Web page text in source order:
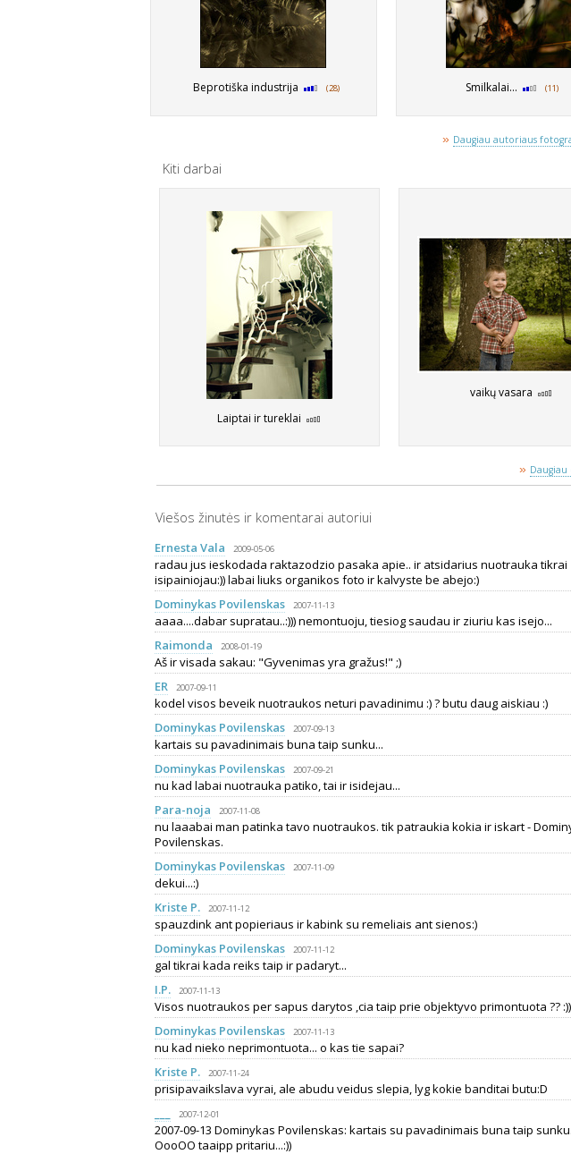
Beprotiška industrija (28) Smilkalai... (11)
» Daugiau autoriaus
Kiti darbai
Laiptai ir tureklai
vaikų vasara
» Daugiau
Viešos žinutės ir komentarai autoriui
Ernesta Vala 2009-05-06
radau jus ieskodada raktazodzio pasaka apie.. ir atsidarius nuotrauka tikrai
isipainiojau:)) labai liuks organikos foto ir kalvyste be abejo:)
Dominykas Povilenskas
2007-11-13
aaaa....dabar supratau..:))) nemontuoju, tiesiog saudau ir ziuriu kas isejo...
Raimonda
2008-01-19
Aš ir visada sakau: "Gyvenimas yra gražus!" ;)
ER
2007-09-11
kodel visos beveik nuotraukos neturi pavadinimu :) ? butu daug aiskiau :)
Dominykas Povilenskas
2007-09-13
kartais su pavadinimais buna taip sunku...
Dominykas Povilenskas
2007-09-21
nu kad labai nuotrauka patiko, tai ir isidejau...
Para-noja
2007-11-08
nu laaabai man patinka tavo nuotraukos. tik patraukia kokia ir iskart -
Povilenskas.
Dominykas Povilenskas
2007-11-09
dekui...:)
Kriste P.
2007-11-12
spauzdink ant popieriaus ir kabink su remeliais ant sienos:)
Dominykas Povilenskas
2007-11-12
gal tikrai kada reiks taip ir padaryt...
I.P.
2007-11-13
Visos nuotraukos per sapus darytos ,cia taip prie objektyvo primontuota ?? :))
Dominykas Povilenskas
2007-11-13
nu kad nieko neprimontuota... o kas tie sapai?
Kriste P.
2007-11-24
prisipavaikslava vyrai, ale abudu veidus slepia, lyg kokie banditai butu:D
2007-12-01
2007-09-13 Dominykas Povilenskas: kartais su pavadinimais buna taip
OooOO taaipp pritariu...:))